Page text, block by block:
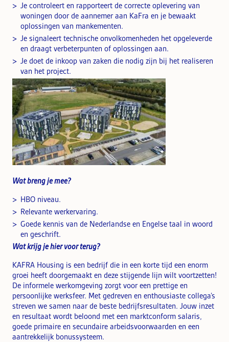
Je controleert en rapporteert de correcte oplevering van
woningen door de aannemer aan KaFra en je bewaakt
oplossingen van mankementen.
Je signaleert technische onvolkomenheden het opgeleverde
en draagt verbeterpunten of oplossingen aan.
Je doet de inkoop van zaken die nodig zijn bij het realiseren
van het project.
Wat breng je mee?
HBO niveau.
Relevante werkervaring.
Goede kennis van de Nederlandse en Engelse taal in woord
en geschrift.
Wat krijg je hier voor terug?
KAFRA Housing is een bedrijf die in een korte tijd een enorm
groei heeft doorgemaakt en deze stijgende lijn wilt voortzetten!
De informele werkomgeving zorgt voor een prettige en
persoonlijke werksfeer. Met gedreven en enthousiaste collega’s
streven we samen naar de beste bedrijfsresultaten. Jouw inzet
en resultaat wordt beloond met een marktconform salaris,
goede primaire en secundaire arbeidsvoorwaarden en een
aantrekkelijk bonussysteem.